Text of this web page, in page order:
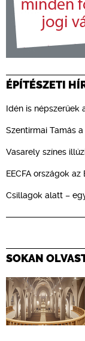
ÉPÍTÉSZETI
Idén is népszerűek
Szentirmai Tamás a
Vasarely színes
EECFA országok
Csillagok alatt –
SOKAN